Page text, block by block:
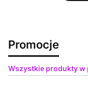
Promocje
Wszystkie produkty w